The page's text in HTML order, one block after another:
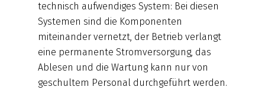
technisch aufwendiges System: Bei diesen
Systemen sind die Komponenten
miteinander vernetzt, der Betrieb verlangt
eine permanente Stromversorgung, das
Ablesen und die Wartung kann nur von
geschultem Personal durchgeführt werden.